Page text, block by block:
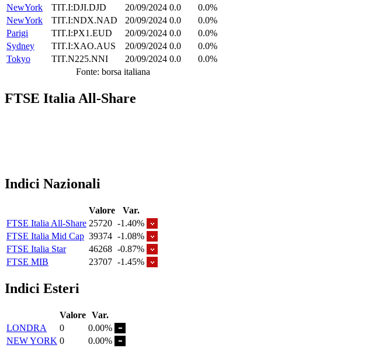
NewYork
TIT.I:DJI.DJD 20/09/2024 0.0
0.0%
NewYork
TIT.I:NDX.NAD 20/09/2024 0.0
0.0%
Parigi
TIT.I:PX1.EUD 20/09/2024 0.0
0.0%
Sydney
TIT.I:XAO.AUS 20/09/2024 0.0
0.0%
Tokyo
TIT.N225.NNI 20/09/2024 0.0
0.0%
Fonte: borsa italiana
FTSE Italia All-Share
Indici Nazionali
Valore
Var.
FTSE Italia All-Share 25720 -1.40%
FTSE Italia Mid Cap 39374 -1.08%
FTSE Italia Star
46268 -0.87%
FTSE MIB
23707 -1.45%
Indici Esteri
Valore Var.
LONDRA
0
0.00%
NEW YORK 0
0.00%